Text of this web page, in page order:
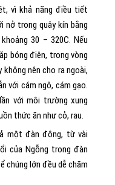
vì khả năng điều tiết
nở trong quây kín bằng
30 – 320C. Nếu
bóng điện, trong vòng
nên cho ra ngoài,
với cám ngô, cám gạo.
với môi trường xung
thức ăn như cỏ, rau.
một đàn đông, từ vài
của Ngỗng trong đàn
chúng lớn đều dễ chăm